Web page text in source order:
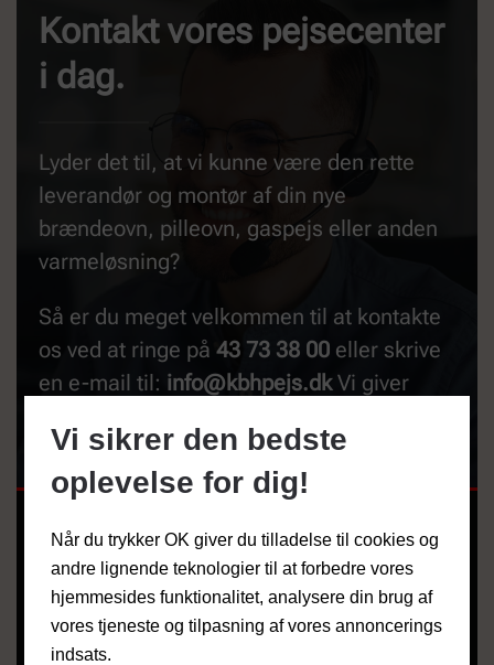
Kontakt vores pejsecenter
i dag.
Lyder det til, at vi kunne være den rette
leverandør og montør af din nye
brændeovn, pilleovn, gaspejs eller anden
varmeløsning?
Så er du meget velkommen til at kontakte
os ved at ringe på 43 73 38 00 eller skrive
en e-mail til: info@kbhpejs.dkVi giver
løsning.
NAVN
Vi sikrer den bedste
oplevelse for dig!
Når du trykker OK giver du tilladelse til cookies og
andre lignende teknologier til at forbedre vores
hjemmesides funktionalitet, analysere din brug af
vores tjeneste og tilpasning af vores annoncerings
indsats.